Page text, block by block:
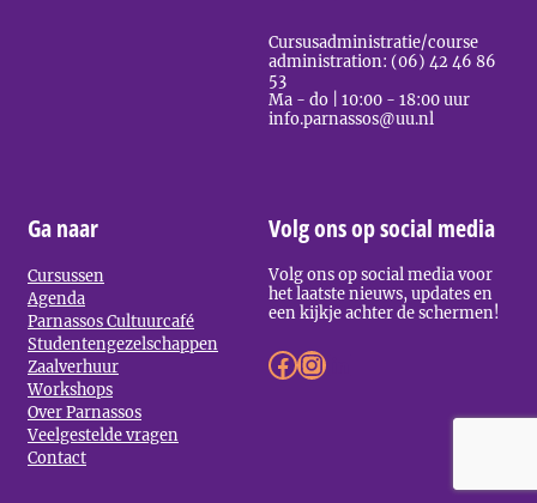
Cursusadministratie/course
administration: (06) 42 46 86
53
Ma - do | 10:00 - 18:00 uur
info.parnassos@uu.nl
Ga naar
Cursussen
Agenda
Parnassos Cultuurcafé
Studentengezelschappen
Zaalverhuur
Workshops
Over Parnassos
Veelgestelde vragen
Contact
Volg ons op social media
Volg ons op social media voor
het laatste nieuws, updates en
een kijkje achter de schermen!
Facebook InstagramLinkedIn